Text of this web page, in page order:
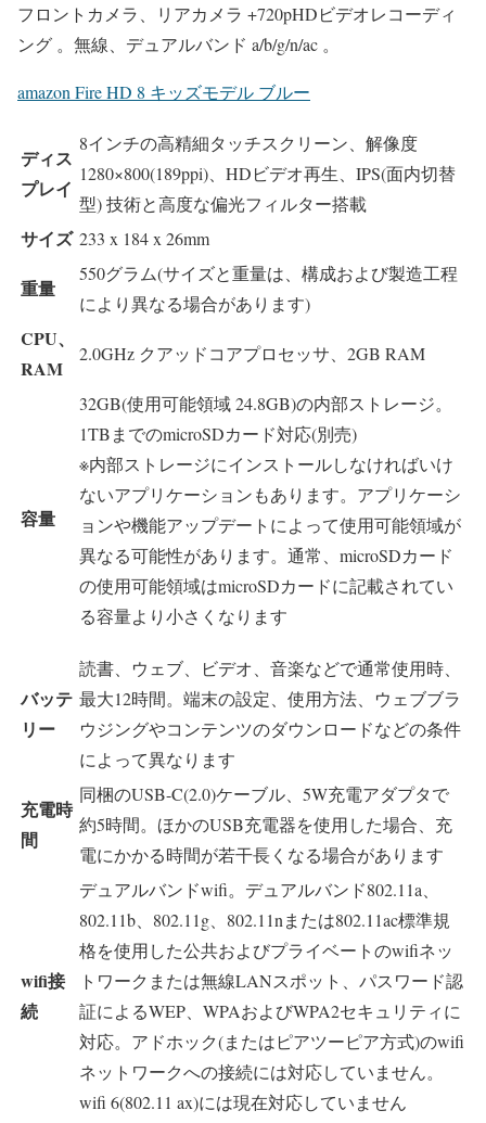
フロントカメラ、リアカメラ +720pHDビデオレコーディ
ング 。無線、デュアルバンド a/b/g/n/ac 。
amazon Fire HD 8 キッズモデル ブルー
ディス
プレイ
8インチの高精細タッチスクリーン、解像度
1280×800(189ppi)、HDビデオ再生、IPS(面内切替
型) 技術と高度な偏光フィルター搭載
サイズ 233 x 184 x 26mm
重量
550グラム(サイズと重量は、構成および製造工程
により異なる場合があります)
CPU、
RAM
2.0GHz クアッドコアプロセッサ、2GB RAM
容量
32GB(使用可能領域 24.8GB)の内部ストレージ。
1TBまでのmicroSDカード対応(別売)
※内部ストレージにインストールしなければいけ
ないアプリケーションもあります。アプリケーシ
ョンや機能アップデートによって使用可能領域が
異なる可能性があります。通常、microSDカード
の使用可能領域はmicroSDカードに記載されてい
る容量より小さくなります
バッテ
リー
読書、ウェブ、ビデオ、音楽などで通常使用時、
最大12時間。端末の設定、使用方法、ウェブブラ
ウジングやコンテンツのダウンロードなどの条件
によって異なります
充電時
間
同梱のUSB-C(2.0)ケーブル、5W充電アダプタで
約5時間。ほかのUSB充電器を使用した場合、充
電にかかる時間が若干長くなる場合があります
wifi接
続
デュアルバンドwifi。デュアルバンド802.11a、
802.11b、802.11g、802.11nまたは802.11ac標準規
格を使用した公共およびプライベートのwifiネッ
トワークまたは無線LANスポット、パスワード認
証によるWEP、WPAおよびWPA2セキュリティに
対応。アドホック(またはピアツーピア方式)のwifi
ネットワークへの接続には対応していません。
wifi 6(802.11 ax)には現在対応していません